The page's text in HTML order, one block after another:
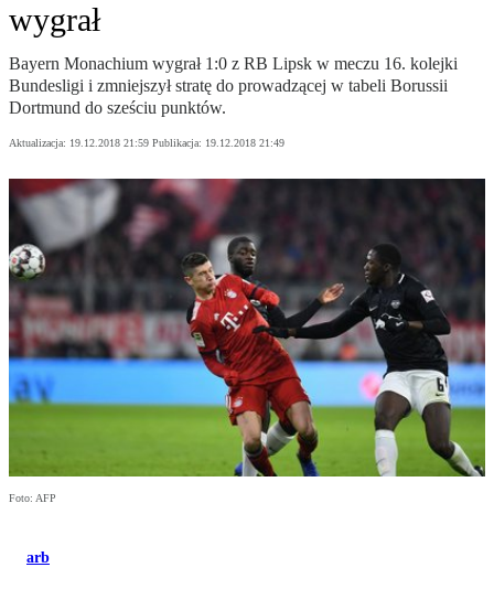
wygrał
Bayern Monachium wygrał 1:0 z RB Lipsk w meczu 16. kolejki
Bundesligi i zmniejszył stratę do prowadzącej w tabeli Borussii
Dortmund do sześciu punktów.
Aktualizacja: 19.12.2018 21:59 Publikacja: 19.12.2018 21:49
Foto: AFP
arb